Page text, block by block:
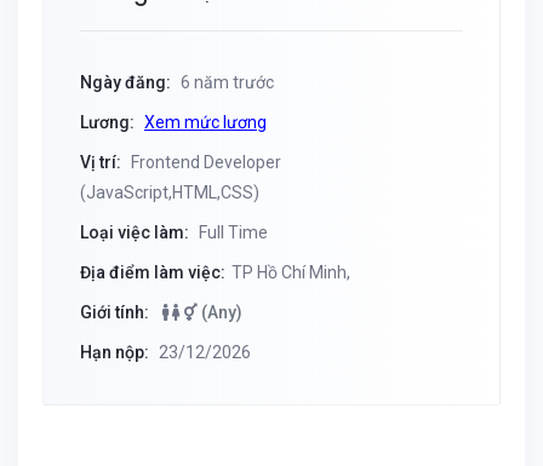
Ngày đăng: 6 năm trước
Lương: Xem mức lương
Vị trí:
Frontend Developer
(JavaScript,HTML,CSS)
Loại việc làm: Full Time
Địa điểm làm việc: TP Hồ Chí Minh,
Giới tính: (Any)
Hạn nộp: 23/12/2026